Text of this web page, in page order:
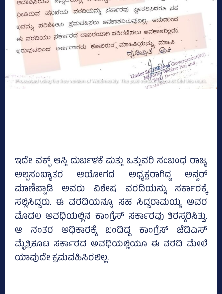
ಇದೇ ವಕ್ಫ್‌ ಆಸ್ತಿ ದುರ್ಬಳಕೆ ಮತ್ತು ಒತ್ತುವರಿ ಸಂಬಂಧ ರಾಜ್ಯ
ಅಲ್ಪಸಂಖ್ಯಾತರ ಆಯೋಗದ ಅಧ್ಯಕ್ಷರಾಗಿದ್ದ ಅನ್ವರ್
ಮಾಣಿಪ್ಪಾಡಿ ಅವರು ವಿಶೇಷ ವರದಿಯನ್ನು ಸರ್ಕಾರಕ್ಕೆ
ಸಲ್ಲಿಸಿದ್ದರು. ಈ ವರದಿಯನ್ನೂ ಸಹ ಸಿದ್ದರಾಮಯ್ಯ ಅವರ
ಮೊದಲ ಅವಧಿಯಲ್ಲಿನ ಕಾಂಗ್ರೆಸ್‌ ಸರ್ಕಾರವು ತಿರಸ್ಕರಿಸಿತ್ತು.
ಆ ನಂತರ ಅಧಿಕಾರಕ್ಕೆ ಬಂದಿದ್ದ ಕಾಂಗ್ರೆಸ್‌ ಜೆಡಿಎಸ್‌
ಮೈತ್ರಿಕೂಟ ಸರ್ಕಾರದ ಅವಧಿಯಲ್ಲಿಯೂ ಈ ವರದಿ ಮೇಲೆ
ಯಾವುದೇ ಕ್ರಮವಹಿಸಿರಲಿಲ್ಲ.